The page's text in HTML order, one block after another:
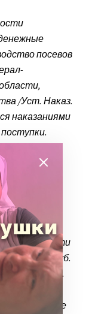
посевов
/Уст. Наказ.
наказаниями
и
генерал-
до шести
300 руб.
посева.
статье